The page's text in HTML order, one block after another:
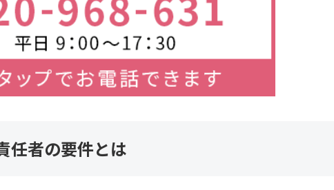
任者の要件とは